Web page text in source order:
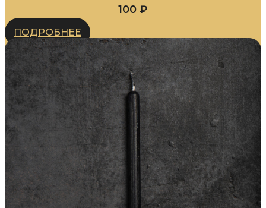
100 ₽
ПОДРОБНЕЕ